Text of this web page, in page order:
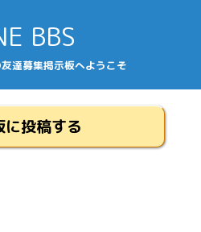
BBS
達募集掲示板へようこそ
に投稿する